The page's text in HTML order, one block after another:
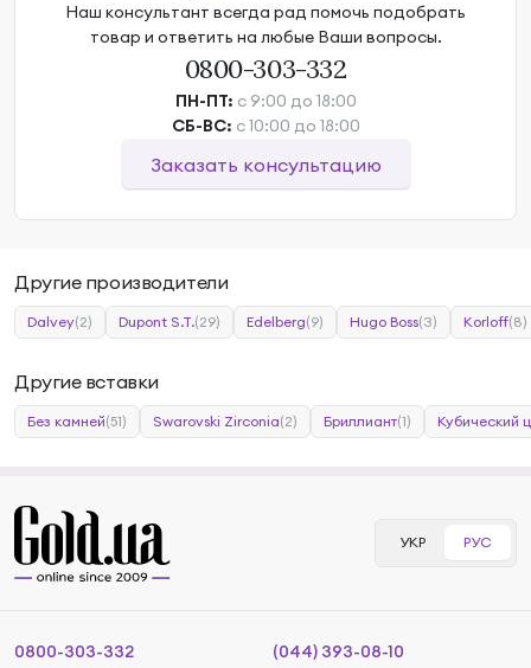
Наш консультант всегда рад помочь подобрать
товар и ответить на любые Ваши вопросы.
0800-303-332
ПН-ПТ: с 9:00 до 18:00
СБ-ВС: с 10:00 до 18:00
Заказать консультацию
Другие производители
Dalvey(2) Dupont S.T.(29) Edelberg(9) Hugo Boss(3) Korloff(8)
Другие вставки
Без камней(51) Swarovski Zirconia(2) Бриллиант(1) Кубический
УКР РУС
0800-303-332
(044) 393-08-10